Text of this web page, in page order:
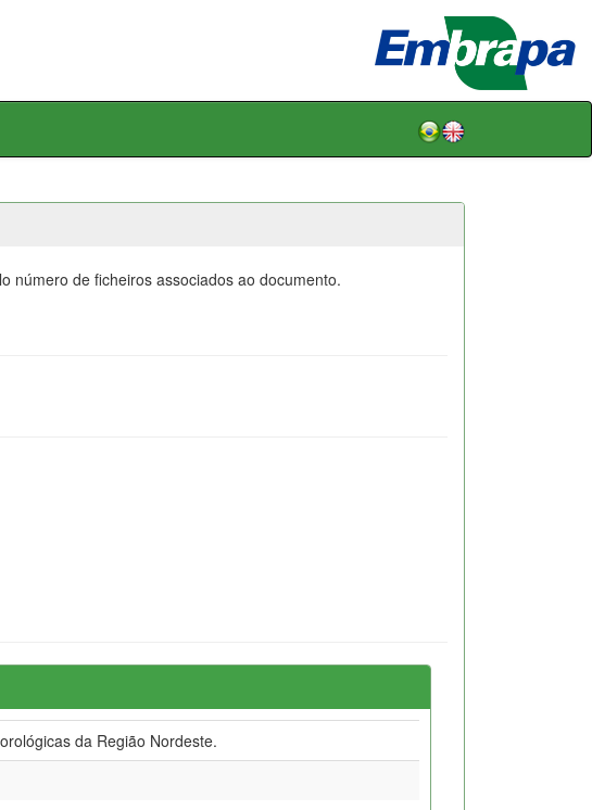
número de ficheiros associados ao documento.
da Região Nordeste.